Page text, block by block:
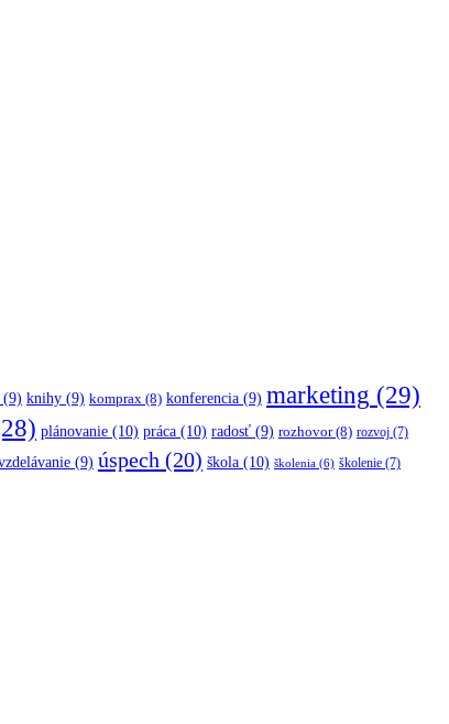
(9) knihy (9) komprax (8) konferencia (9) marketing (29)
plánovanie (10) práca (10) radosť (9) rozhovor(8) rozvoj (7)
(9) úspech (20) škola (10) školenia (6) školenie (7)